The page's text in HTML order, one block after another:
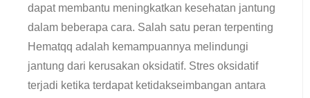
dapat membantu meningkatkan kesehatan jantung
dalam beberapa cara. Salah satu peran terpenting
Hematqq adalah kemampuannya melindungi
jantung dari kerusakan oksidatif. Stres oksidatif
terjadi ketika terdapat ketidakseimbangan antara